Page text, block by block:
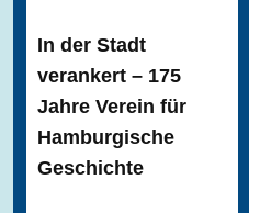
In der Stadt
verankert – 175
Jahre Verein für
Hamburgische
Geschichte